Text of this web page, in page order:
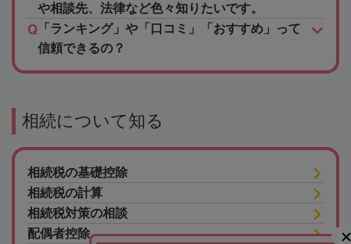
や相談先、法律など色々知りたいです。
「ランキング」や「口コミ」「おすすめ」って
信頼できるの？
相続について知る
相続税の基礎控除
相続税の計算
相続税対策の相談
配偶者控除